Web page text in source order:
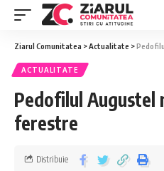
Ziarul Comunitatea >Actualitate >
ACTUALITATE
Pedofilul Augustel
ferestre
Distribuie